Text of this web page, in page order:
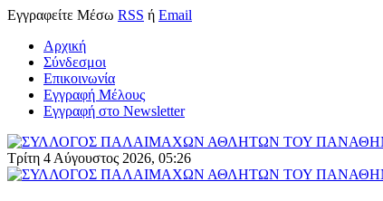
Εγγραφείτε Μέσω RSS ή Email
Αρχική
Σύνδεσμοι
Επικοινωνία
Εγγραφή Μέλους
Εγγραφή στο Newsletter
Τρίτη 4 Αύγουστος 2026, 05:26